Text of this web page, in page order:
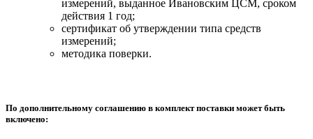
измерений, выданное Ивановским ЦСМ, сроком
действия 1 год;
сертификат об утверждении типа средств
измерений;
методика поверки.
По дополнительному соглашению в комплект поставки может быть
включено: